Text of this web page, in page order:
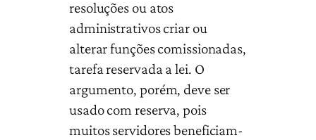
resoluções ou atos
administrativos criar ou
alterar funções comissionadas,
tarefa reservada a lei. O
argumento, porém, deve ser
usado com reserva, pois
muitos servidores beneficiam-